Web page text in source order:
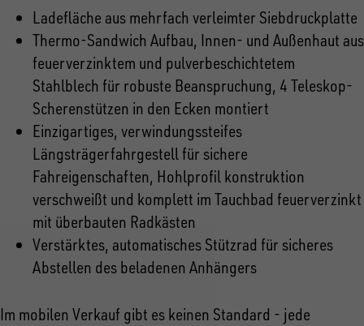
Ladefläche aus mehrfach verleimter Siebdruckplatte
Thermo-Sandwich Aufbau, Innen- und Außenhaut aus
feuerverzinktem und pulverbeschichtetem
Stahlblech für robuste Beanspruchung, 4 Teleskop-
Scherenstützen in den Ecken montiert
Einzigartiges, verwindungssteifes
Längsträgerfahrgestell für sichere
Fahreigenschaften, Hohlprofil konstruktion
verschweißt und komplett im Tauchbad feuerverzinkt
mit überbauten Radkästen
Verstärktes, automatisches Stützrad für sicheres
Abstellen des beladenen Anhängers
Im mobilen Verkauf gibt es keinen Standard - jede